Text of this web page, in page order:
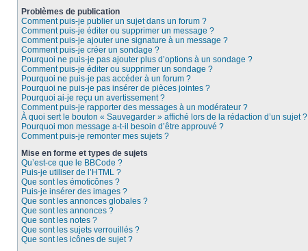
Problèmes de publication
Comment puis-je publier un sujet dans un forum ?
Comment puis-je éditer ou supprimer un message ?
Comment puis-je ajouter une signature à un message ?
Comment puis-je créer un sondage ?
Pourquoi ne puis-je pas ajouter plus d’options à un sondage ?
Comment puis-je éditer ou supprimer un sondage ?
Pourquoi ne puis-je pas accéder à un forum ?
Pourquoi ne puis-je pas insérer de pièces jointes ?
Pourquoi ai-je reçu un avertissement ?
Comment puis-je rapporter des messages à un modérateur ?
À quoi sert le bouton « Sauvegarder » affiché lors de la rédaction d’un sujet ?
Pourquoi mon message a-t-il besoin d’être approuvé ?
Comment puis-je remonter mes sujets ?
Mise en forme et types de sujets
Qu’est-ce que le BBCode ?
Puis-je utiliser de l’HTML ?
Que sont les émoticônes ?
Puis-je insérer des images ?
Que sont les annonces globales ?
Que sont les annonces ?
Que sont les notes ?
Que sont les sujets verrouillés ?
Que sont les icônes de sujet ?